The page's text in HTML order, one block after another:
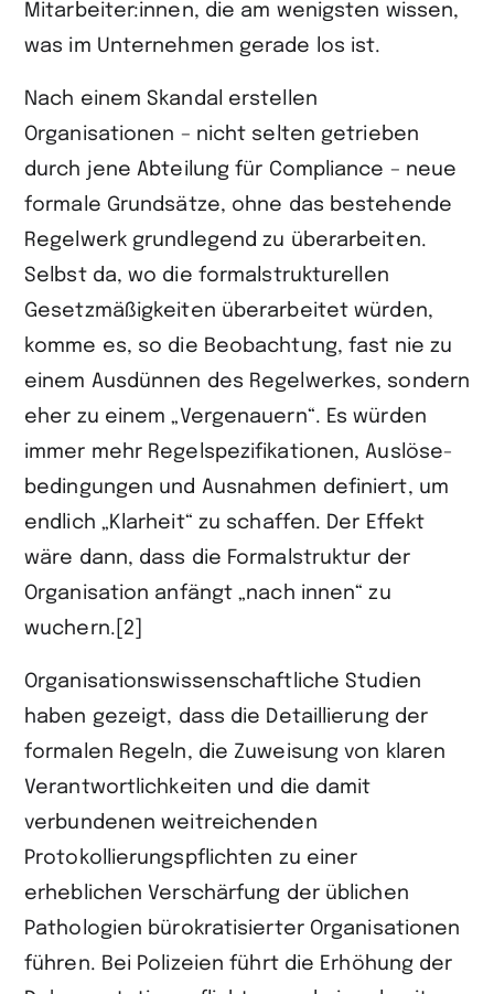
Mitarbeiter:innen, die am wenigsten wissen,
was im Unternehmen gerade los ist.
Nach einem Skandal erstellen
Organisationen – nicht selten getrieben
durch jene Abteilung für Compliance – neue
formale Grundsätze, ohne das besteh­ende
Regelwerk grundlegend zu überarbeiten.
Selbst da, wo die formal­strukturellen
Gesetzmäßigkeiten überarbeitet würden,
komme es, so die Beobachtung, fast nie zu
einem Ausdünnen des Regelwerkes, sondern
eher zu einem „Vergenauern“. Es würden
immer mehr Regelspezifikationen, Auslöse­
bedingungen und Ausnahmen definiert, um
endlich „Klarheit“ zu schaffen. Der Effekt
wäre dann, dass die Formalstruktur der
Organisation anfängt „nach innen“ zu
wuchern.[2]
Organisationswissenschaftliche Studien
haben gezeigt, dass die Detaillierung der
formalen Regeln, die Zuweisung von klaren
Verantwortlichkeiten und die damit
verbundenen weitreichenden
Protokollierungspflichten zu einer
erheblichen Verschärfung der üblichen
Pathologien bürokratisierter Organi­sationen
führen. Bei Polizeien führt die Erhöhung der